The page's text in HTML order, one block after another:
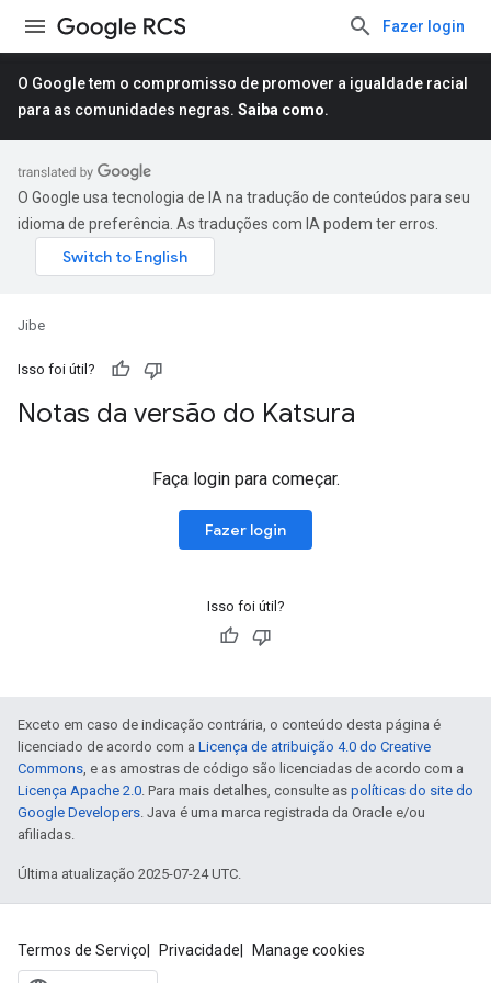
Fazer login
O Google tem o compromisso de promover a igualdade racial
para as comunidades negras. Saiba como.
O Google usa tecnologia de IA na tradução de conteúdos para seu
idioma de preferência. As traduções com IA podem ter erros.
Jibe
Isso foi útil?
Notas da versão do Katsura
Faça login para começar.
Fazer login
Isso foi útil?
Exceto em caso de indicação contrária, o conteúdo desta página é
licenciado de acordo com a Licença de atribuição 4.0 do Creative
Commons, e as amostras de código são licenciadas de acordo com a
Licença Apache 2.0. Para mais detalhes, consulte as políticas do site do
Google Developers. Java é uma marca registrada da Oracle e/ou
afiliadas.
Última atualização 2025-07-24 UTC.
Termos de Serviço Privacidade Manage cookies